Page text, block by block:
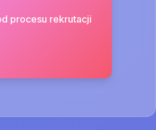
procesu rekrutacji